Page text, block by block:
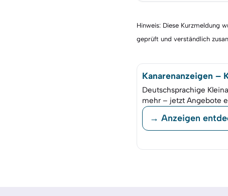
Hinweis: Diese Kurzmeldung
geprüft und verständlich
Kanarenanzeigen –
Deutschsprachige
mehr – jetzt Angebote
→ Anzeigen